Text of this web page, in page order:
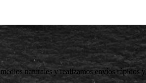
naturales y realizamos envíos rápidos